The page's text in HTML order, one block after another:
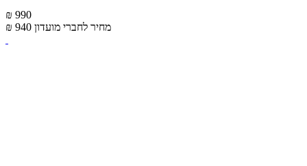
₪ 990
₪ 940 מחיר לחברי מועדון